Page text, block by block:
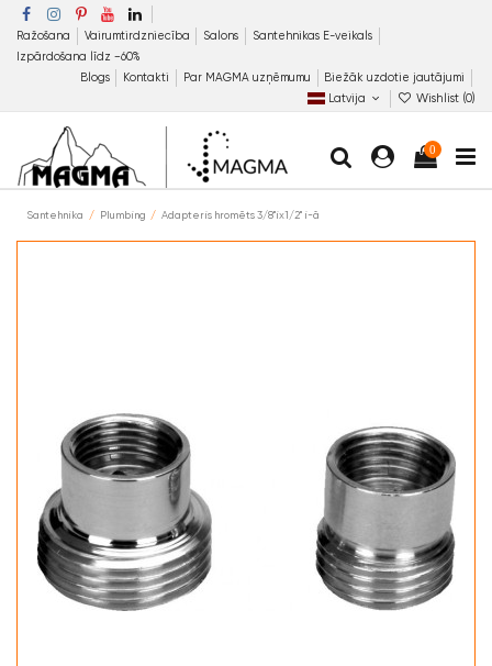
Ražošana Vairumtirdzniecība Salons
Santehnikas E-veikals
Izpārdošana līdz −60%
Blogs
Kontakti Par MAGMA uzņēmumu
Biežāk uzdotie jautājumi
Latvija
Wishlist (0)
0
Santehnika Plumbing Adapteris hromēts 3/8"ix1/2" i-ā